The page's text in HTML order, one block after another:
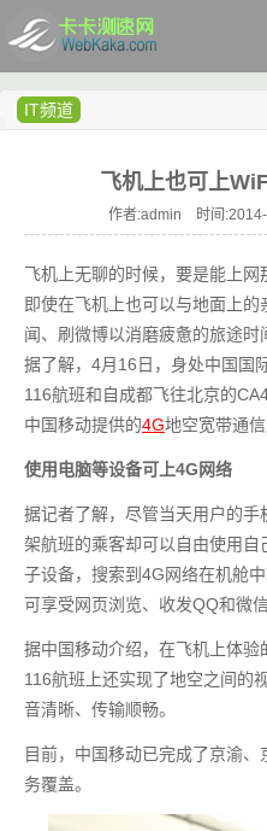
IT频道
飞机上也可上
作者:admin 时间
飞机上无聊的时候，要是能上
即使在飞机上也可以与地面上
闻、刷微博以消磨疲惫的旅途时
据了解，4月16日，身处中国国
116航班和自成都飞往北京的
中国移动提供的4G地空宽带通信
使用电脑等设备可上4G网络
据记者了解，尽管当天用户的
架航班的乘客却可以自由使用自
子设备，搜索到4G网络在机舱
可享受网页浏览、收发QQ和微
据中国移动介绍，在飞机上体
116航班上还实现了地空之间的
音清晰、传输顺畅。
目前，中国移动已完成了京渝
务覆盖。